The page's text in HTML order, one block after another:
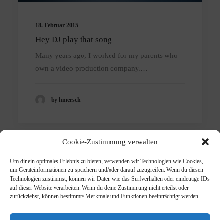
Cookie-Zustimmung verwalten
Um dir ein optimales Erlebnis zu bieten, verwenden wir Technologien wie Cookies,
um Geräteinformationen zu speichern und/oder darauf zuzugreifen. Wenn du diesen
Technologien zustimmst, können wir Daten wie das Surfverhalten oder eindeutige IDs
auf dieser Website verarbeiten. Wenn du deine Zustimmung nicht erteilst oder
zurückziehst, können bestimmte Merkmale und Funktionen beeinträchtigt werden.
18. Februar 2015
Hey DJ play that song
Many years ago, I worked for my parents who
own a video production company.…
by hmersch